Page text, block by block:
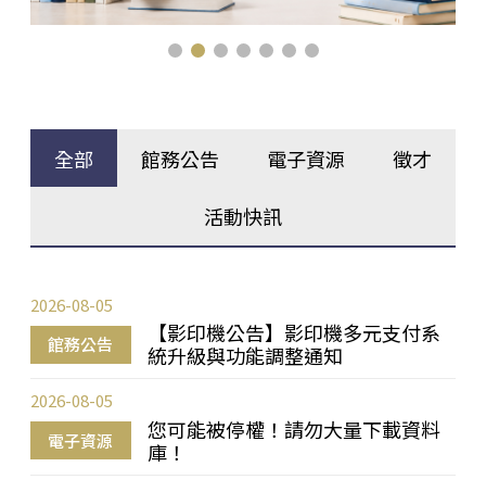
全部 館務公告 電子資源 徵才
活動快訊
館務公告
【影印機公告】影印機多元支付系
統升級與功能調整通知
2026-08-05
電子資源
您可能被停權！請勿大量下載資料
庫！
2026-08-05